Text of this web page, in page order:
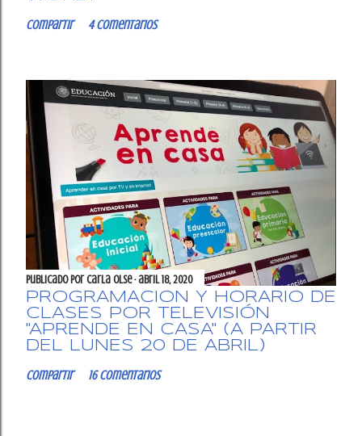
Compartir 4 comentarios
Publicado por Carla OlSe abril 18, 2020
PROGRAMACIÓN Y HORARIO DE
CLASES POR TELEVISIÓN
"APRENDE EN CASA" (A PARTIR
DEL LUNES 20 DE ABRIL)
Compartir 16 comentarios